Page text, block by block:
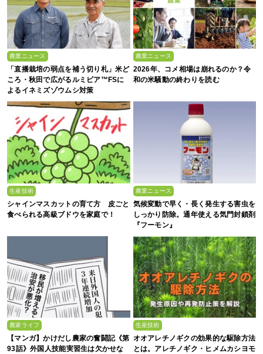
農業ニュース
「直播栽培の弱点を補う切り札」米ど
ころ・秋田で広がるルミビア™FSに
よるイネミズゾウムシ対策
農業ニュース
2026年、コメ相場は崩れるのか？令
和の米騒動の終わりを読む
生産技術
シャインマスカットの育て方 皮ごと
食べられる高級ブドウを家庭で！
農業ニュース
気候変動で早く・長く発生する害虫を
しっかり防除。通年使える気門封鎖剤
『フーモン』
農家ライフ
【マンガ】かけだし農家の奮闘記《第
93話》外国人技能実習生は欠かせな
生産技術
オオアレチノギクの効果的な駆除方法
とは。アレチノギク・ヒメムカシヨモ